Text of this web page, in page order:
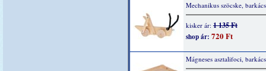
Mechanikus szöcske,
kisker ár: 1 135 Ft
shop ár: 720 Ft
Mágneses asztalifoci,